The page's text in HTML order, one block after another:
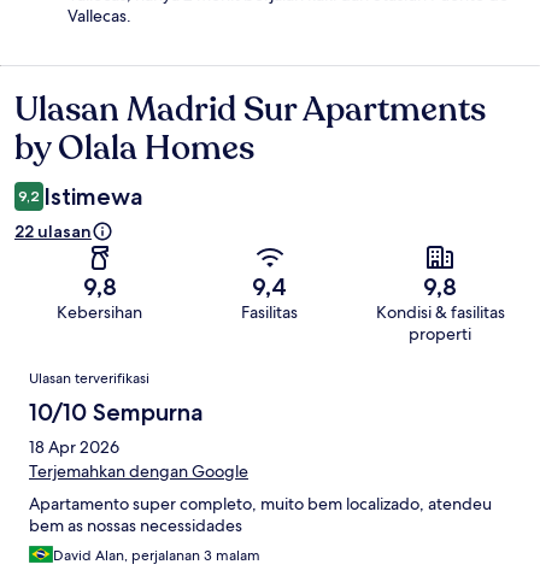
Vallecas.
Ulasan
Ulasan Madrid Sur Apartments
by Olala Homes
9,2 Istimewa
22 ulasan
9,8
Kebersihan
9,4
Fasilitas
9,8
Kondisi & fasilitas
properti
Ulasan
Ulasan terverifikasi
10/10 Sempurna
18 Apr 2026
Terjemahkan dengan Google
Apartamento super completo, muito bem localizado, atendeu
bem as nossas necessidades
David Alan, perjalanan 3 malam